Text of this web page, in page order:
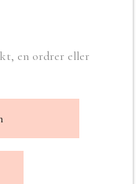
en ordrer eller